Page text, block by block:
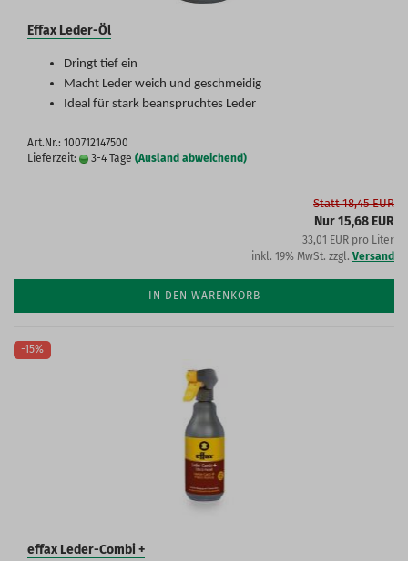
Effax Leder-Öl
Dringt tief ein
Macht Leder weich und geschmeidig
Ideal für stark beanspruchtes Leder
Art.Nr.: 100712147500
Lieferzeit:
3-4 Tage (Ausland abweichend)
Statt 18,45 EUR
Nur 15,68 EUR
33,01 EUR pro Liter
inkl. 19% MwSt. zzgl. Versand
IN DEN WARENKORB
-15%
effax Leder-Combi +